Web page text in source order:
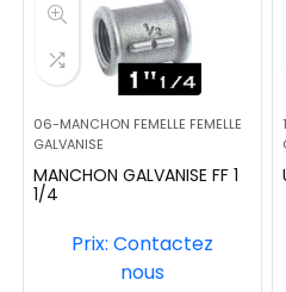
06-MANCHON FEMELLE FEMELLE
GALVANISE
MANCHON GALVANISE FF 1
1/4
Prix: Contactez
nous